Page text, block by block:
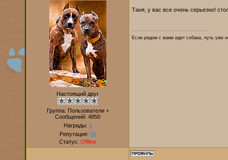
Настоящий друг
Группа: Пользователи +
Сообщений: 4850
Награды: 0
Репутация: 56
Статус: Offline
Таня, у вас все очень серьезно!
Если рядом с вами идет собака, путь уже